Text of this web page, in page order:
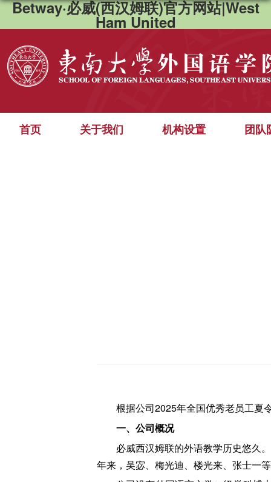
Betway·必威(西汉姆联)官方网站|West
Ham United
首页 关于我们 机构设置 团队
根据公司2025年全国优秀老员工夏
一、公司概况
必威西汉姆联的外语教学历史悠久
年来，吴宓、梅光迪、楼光来、张士一